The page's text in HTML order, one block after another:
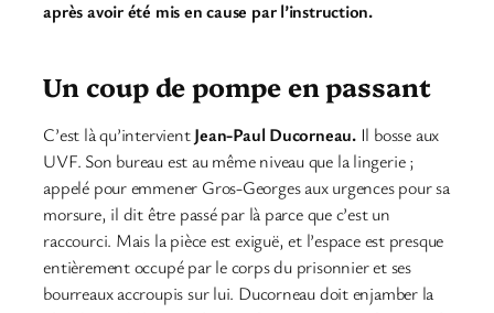
après avoir été mis en cause par l’instruction.
Un coup de pompe en passant
C’est là qu’intervientJean-Paul Ducorneau.Il bosse aux
UVF. Son bureau est au même niveau que la lingerie ;
appelé pour emmener Gros-Georges aux urgences pour sa
morsure, il dit être passé par là parce que c’est un
raccourci. Mais la pièce est exiguë, et l’espace est presque
entièrement occupé par le corps du prisonnier et ses
bourreaux accroupis sur lui. Ducorneau doit enjamber la